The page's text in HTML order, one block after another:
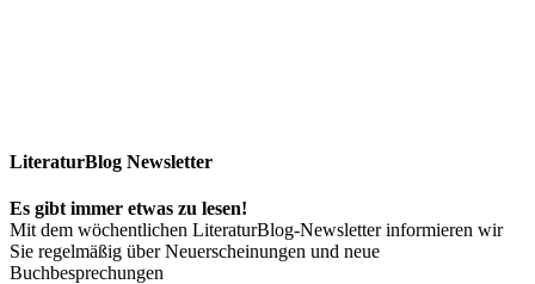
LiteraturBlog Newsletter
Es gibt immer etwas zu lesen!
Mit dem wöchentlichen LiteraturBlog-Newsletter informieren wir
Sie regelmäßig über Neuerscheinungen und neue
Buchbesprechungen